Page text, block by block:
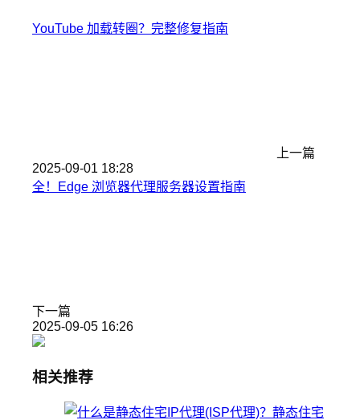
YouTube 加载转圈？完整修复指南
上一篇
2025-09-01 18:28
全！Edge 浏览器代理服务器设置指南
下一篇
2025-09-05 16:26
相关推荐